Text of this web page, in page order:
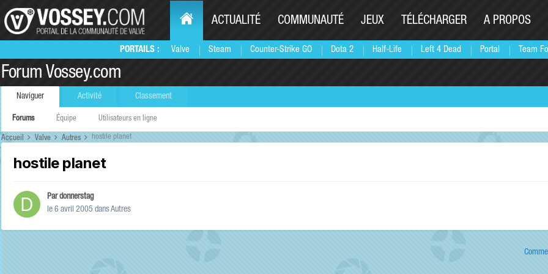
PORTAILS : Valve Steam Counter-Strike GO Dota 2 Half-Life Left 4 Dead Portal Team
ACTUALITÉ COMMUNAUTÉ JEUX TÉLÉCHARGER A PROPOS
Forum Vossey.com
Naviguer
Forums Équipe Utilisateurs en ligne
Activité Classement
Accueil Valve Autres hostile planet
hostile planet
Pardonnerstag
le 6 avril 2005 dansAutres